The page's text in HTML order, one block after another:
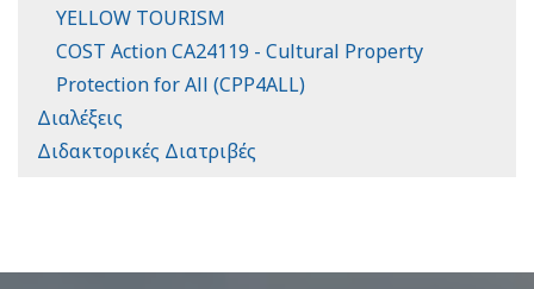
YELLOW TOURISM
COST Action CA24119 - Cultural Property
Protection for All (CPP4ALL)
Διαλέξεις
Διδακτορικές Διατριβές